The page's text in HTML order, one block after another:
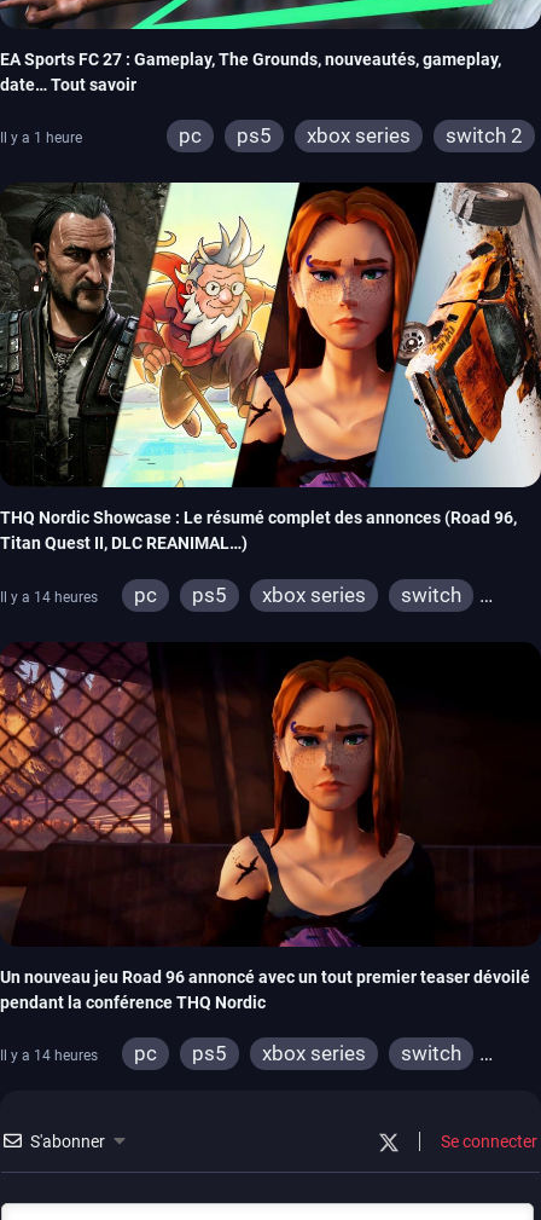
EA Sports FC 27 : Gameplay, The Grounds, nouveautés, gameplay,
date… Tout savoir
Il y a 1 heure pc ps5 xbox series switch 2
THQ Nordic Showcase : Le résumé complet des annonces (Road 96,
Titan Quest II, DLC REANIMAL…)
Il y a 14 heures pc ps5 xbox series
switch
Un nouveau jeu Road 96 annoncé avec un tout premier teaser dévoilé
pendant la conférence THQ Nordic
Il y a 14 heures pc ps5 xbox series
switch
S'abonner Se connecter